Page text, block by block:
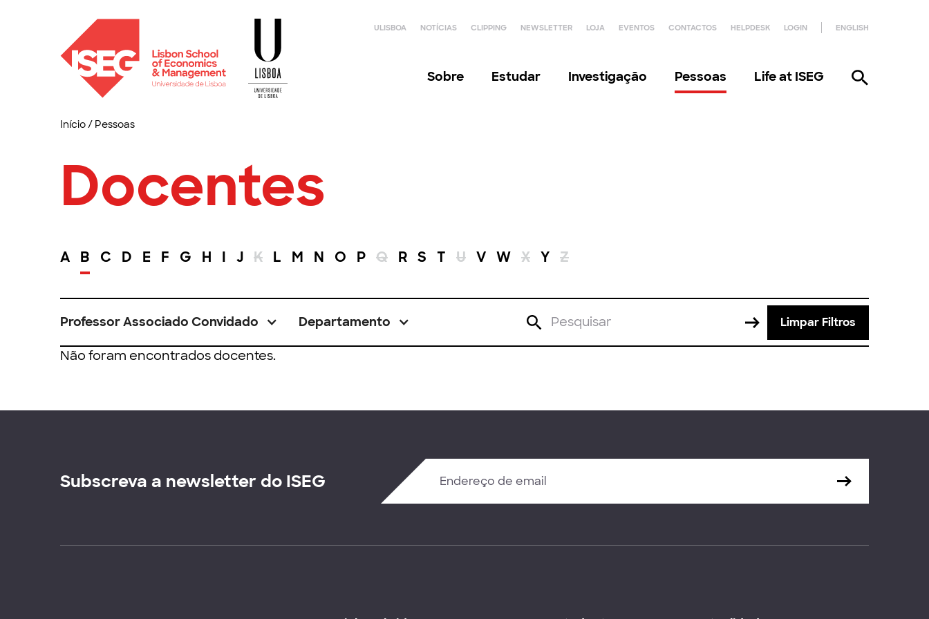
ULISBOA NOTÍCIAS CLIPPING NEWSLETTER LOJA EVENTOS CONTACTOS HELPDESK LOGIN ENGLISH
Sobre Estudar Investigação Pessoas Life at ISEG
Início/ Pessoas
Docentes
A B C D E F G H I J K L M N O P Q R S T U V W X Y Z
Professor Associado Convidado Departamento Limpar Filtros
Não foram encontrados docentes.
Subscreva a newsletter do ISEG